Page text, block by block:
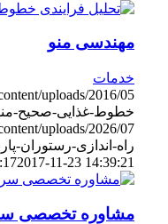
مهندسی منو
خدمات
خطوط-غذایی-صحیح-منو.jpg
راه-اندازی-رستوران-پارس-2.png
2017-11-23 14:39:21
مشاوره تخصصی